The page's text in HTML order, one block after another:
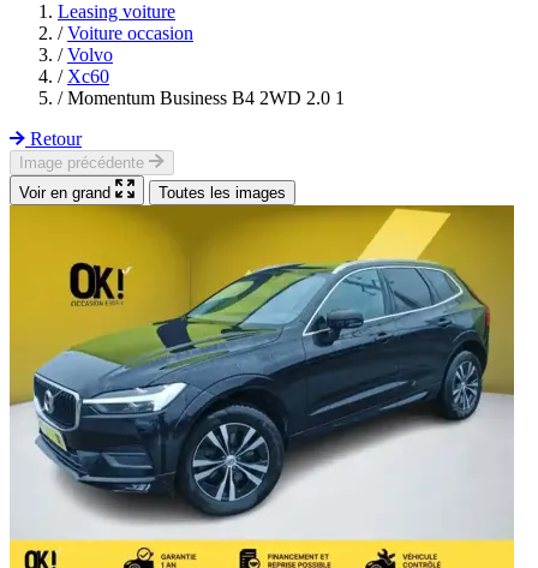
Leasing voiture
/ Voiture occasion
/ Volvo
/ Xc60
/ Momentum Business B4 2WD 2.0 1
Retour
Image précédente
Voir en grand
Toutes les images